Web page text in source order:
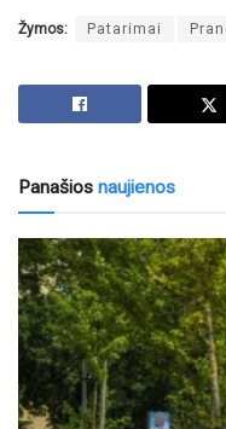
Žymos: Patarimai
Panašios naujienos